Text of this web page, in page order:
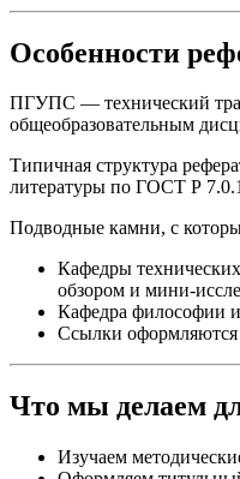
Особенности
ПГУПС — технический
общеобразовательным
Типичная структура
литературы по ГОСТ Р
Подводные камни, с
Кафедры
обзором и мини-
Кафедра философии и
Ссылки оформляются
Что мы делаем
Изучаем